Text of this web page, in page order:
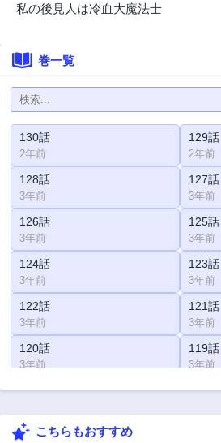
私の後見人は冷血大魔法士
巻一覧
130話
2年前
129話
2年前
128話
3年前
127話
3年前
126話
3年前
125話
3年前
124話
3年前
123話
3年前
122話
3年前
121話
3年前
120話
3年前
119話
3年前
118話 117話
116話こちらもおすすめ